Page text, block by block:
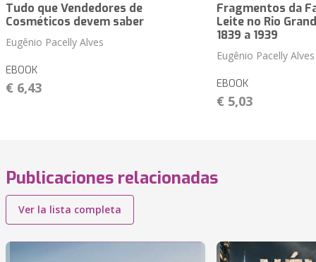
Tudo que Vendedores de
Cosméticos devem saber
Eugênio Pacelly Alves
EBOOK
€ 6,43
Fragmentos da
Leite no Rio
1839 a 1939
Eugênio Pacelly Alves
EBOOK
€ 5,03
Publicaciones relacionadas
Ver la lista completa